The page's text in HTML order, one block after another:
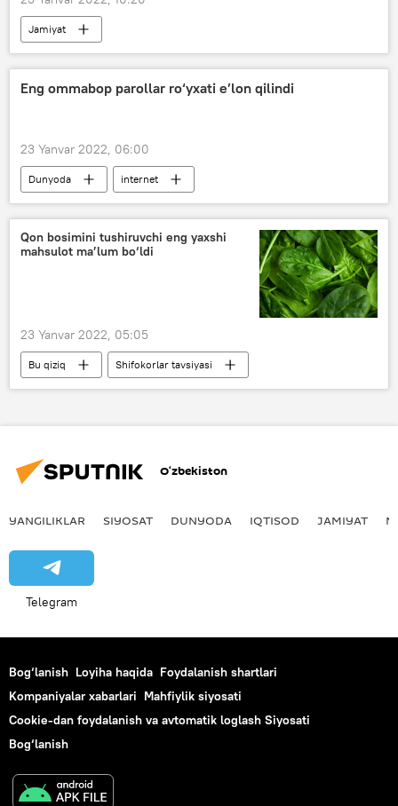
Jamiyat
COVID-19 umumjahon pandemiyasi
Sog‘liqni saqlash vazirligi (SSV)
Eng ommabop parollar ro‘yxati e’lon qilindi
23 Yanvar 2022, 06:00
Dunyoda internet
Qon bosimini tushiruvchi eng yaxshi
mahsulot ma’lum bo‘ldi
23 Yanvar 2022, 05:05
Bu qiziq
Shifokorlar tavsiyasi
Foydali
Foydali mahsulotlar
O‘zbekiston
YANGILIKLAR SIYOSAT DUNYODA IQTISOD JAMIYAT
Telegram
Bog‘lanish Loyiha haqida Foydalanish shartlari
Kompaniyalar xabarlari Mahfiylik siyosati
Cookie-dan foydalanish va avtomatik loglash Siyosati
Bog‘lanish